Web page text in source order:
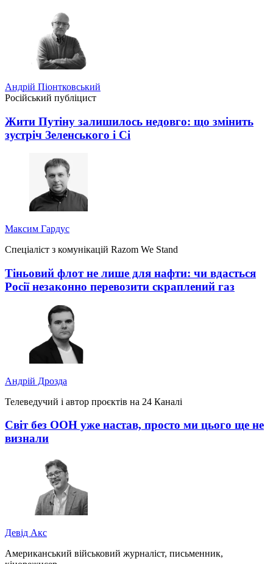
Андрій Піонтковський
Російський публіцист
Жити Путіну залишилось недовго: що змінить
зустріч Зеленського і Сі
Максим Гардус
Спеціаліст з комунікацій Razom We Stand
Тіньовий флот не лише для нафти: чи вдасться
Росії незаконно перевозити скраплений газ
Андрій Дрозда
Телеведучий і автор проєктів на 24 Каналі
Світ без ООН уже настав, просто ми цього ще не
визнали
Девід Акс
Американський військовий журналіст, письменник,